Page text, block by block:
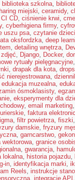
biblioteka szkolna,
miejski, ceramidy,
CI CD, ciśnienie krwi,
, cyberhigiena firmy,
uszu psa, czytanie
oksfordzka, deep
, detailing wnętrza,
, Django, Docker,
rytuały pielęgnacyjne,
, drapak dla kota,
nierejestrowana,
edukacja muzealna,
ósmoklasisty,
, eksperymenty dla
, email marketing,
, faktura
, filtr powietrza, fiszki,
damskie, fryzury
, garncarstwo,
wektorowa, granice
, gwarancja,
lokalna, historia pojazdu,
in, identyfikacja marki,
Reels, instrukcje
, integracje API ,